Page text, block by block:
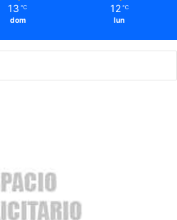
13 ℃
dom
12 ℃
lun